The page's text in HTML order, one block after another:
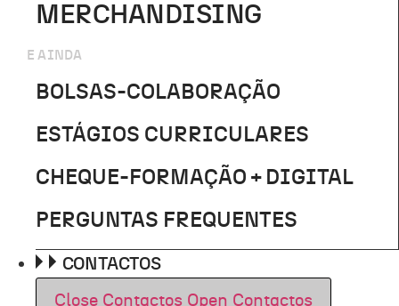
MERCHANDISING
E AINDA
BOLSAS-COLABORAÇÃO
ESTÁGIOS CURRICULARES
CHEQUE-FORMAÇÃO + DIGITAL
PERGUNTAS FREQUENTES
CONTACTOS
Close Contactos Open Contactos